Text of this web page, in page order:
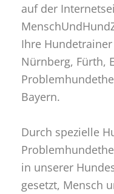
auf der
Ihre
Nürnberg, Fürth,
Bayern.
Durch spezielle
in unserer
gesetzt, Mensch